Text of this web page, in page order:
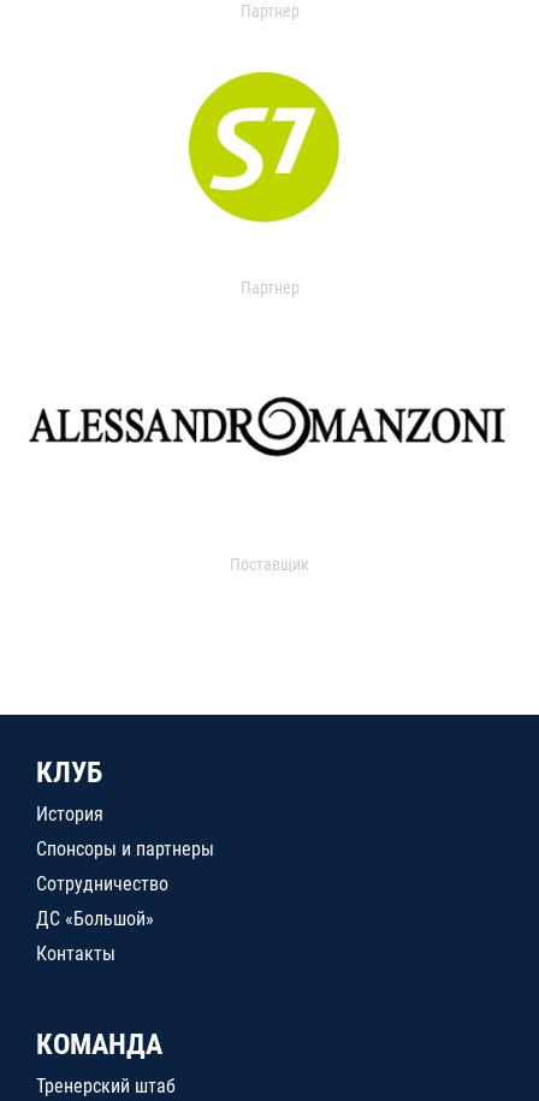
Партнер
Партнер
Поставщик
КЛУБ
История
Спонсоры и партнеры
Сотрудничество
ДС «Большой»
Контакты
КОМАНДА
Тренерский штаб